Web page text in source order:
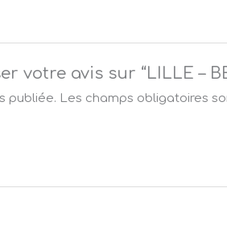
votre avis sur “LILLE –
publiée. Les champs obligatoires